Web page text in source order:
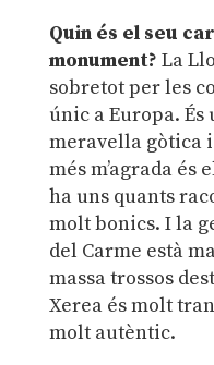
Quin és el seu
monument? La
sobretot per les
únic a Europa.
meravella gòtica
més m’agrada és
ha uns quants
molt bonics. I la
del Carme està
massa trossos
Xerea és molt
molt autèntic.